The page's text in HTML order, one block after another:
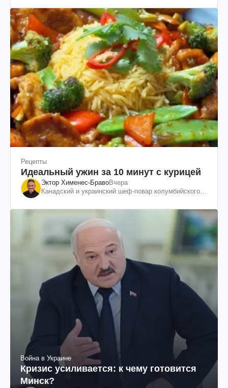
Рецепты
Идеальный ужин за 10 минут с курицей
Эктор Хименес-БравоВчера
Канадский и украинский шеф-повар колумбийского
Война в Украине
Кризис усиливается: к чему готовится
Минск?